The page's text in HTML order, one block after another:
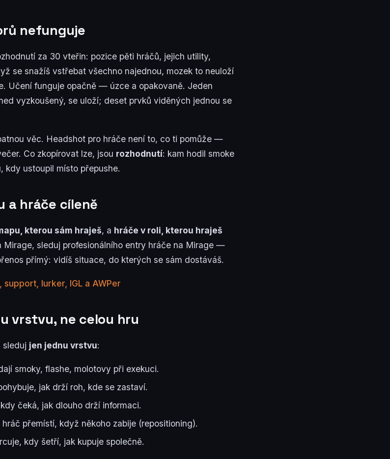
nefunguje
za 30 vteřin: pozice pěti hráčů, jejich utility,
se snažíš vstřebat všechno najednou, mozek to neuloží
Učení funguje opačně — úzce a opakovaně. Jeden
vyzkoušený, se uloží; deset prvků viděných jednou se
věc. Headshot pro hráče není to, co ti pomůže —
Co zkopírovat lze, jsou rozhodnutí: kam hodil smoke
kdy ustoupil místo přepushe.
a hráče cíleně
kterou sám hraješ, a hráče v roli, kterou hraješ
Mirage, sleduj profesionálního entry hráče na Mirage —
přímý: vidíš situace, do kterých se sám dostáváš.
lurker, IGL a AWPer
vrstvu, ne celou hru
sleduj jen jednu vrstvu:
smoky, flashe, molotovy při exekuci.
jak drží roh, kde se zastaví.
čeká, jak dlouho drží informaci.
přemístí, když někoho zabije (repositioning).
kdy šetří, jak kupuje společně.